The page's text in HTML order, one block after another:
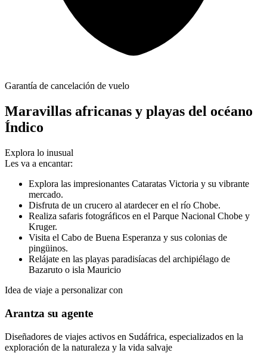
Garantía de cancelación de vuelo
Maravillas africanas y playas del océano
Índico
Explora lo inusual
Les va a encantar:
Explora las impresionantes Cataratas Victoria y su vibrante
mercado.
Disfruta de un crucero al atardecer en el río Chobe.
Realiza safaris fotográficos en el Parque Nacional Chobe y
Kruger.
Visita el Cabo de Buena Esperanza y sus colonias de
pingüinos.
Relájate en las playas paradisíacas del archipiélago de
Bazaruto o isla Mauricio
Idea de viaje a personalizar con
Arantza su agente
Diseñadores de viajes activos en Sudáfrica, especializados en la
exploración de la naturaleza y la vida salvaje